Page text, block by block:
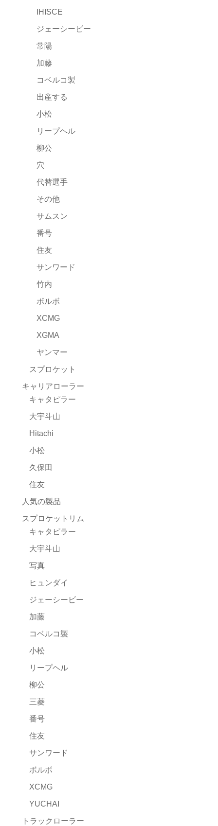
IHISCE
ジェーシービー
常陽
加藤
コベルコ製
出産する
小松
リープヘル
柳公
穴
代替選手
その他
サムスン
番号
住友
サンワード
竹内
ボルボ
XCMG
XGMA
ヤンマー
スプロケット
キャリアローラー
キャタピラー
大宇斗山
Hitachi
小松
久保田
住友
人気の製品
スプロケットリム
キャタピラー
大宇斗山
写真
ヒュンダイ
ジェーシービー
加藤
コベルコ製
小松
リープヘル
柳公
三菱
番号
住友
サンワード
ボルボ
XCMG
YUCHAI
トラックローラー